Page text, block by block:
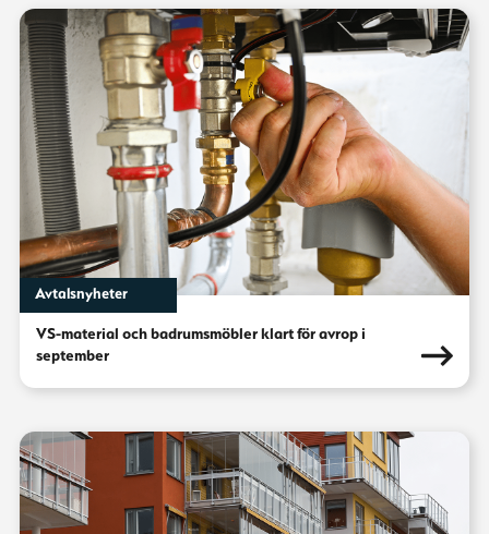
Avtalsnyheter
VS-material och badrumsmöbler klart för avrop i
september